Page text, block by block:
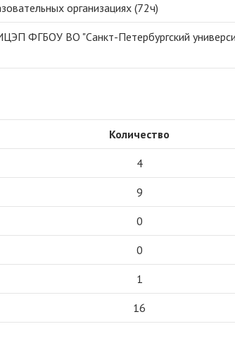
организациях (72ч)
ФГБОУ ВО "Санкт-Петербургский
Количество
4
9
0
0
1
16